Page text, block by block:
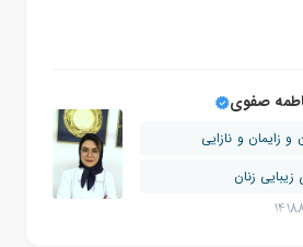
صفوی
زایمان و نازایی
زنان